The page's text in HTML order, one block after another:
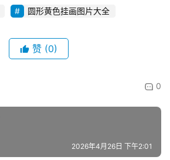
圆形黄色挂画图片大全
赞 (0)
0
2026年4月26日 下午2:01